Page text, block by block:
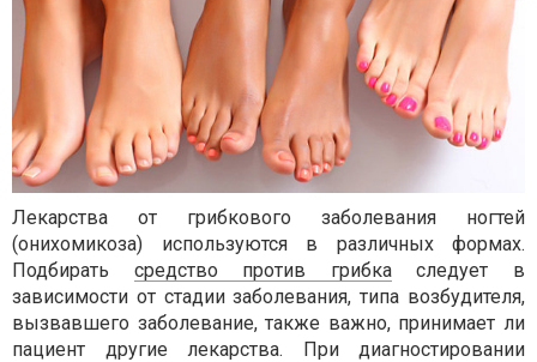
Лекарства от грибкового заболевания ногтей
(онихомикоза) используются в различных формах.
Подбирать средство против грибкаследует в
зависимости от стадии заболевания, типа возбудителя,
вызвавшего заболевание, также важно, принимает ли
пациент другие лекарства. При диагностировании